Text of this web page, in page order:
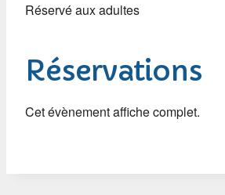
Réservé aux adultes
Réservations
Cet évènement affiche complet.